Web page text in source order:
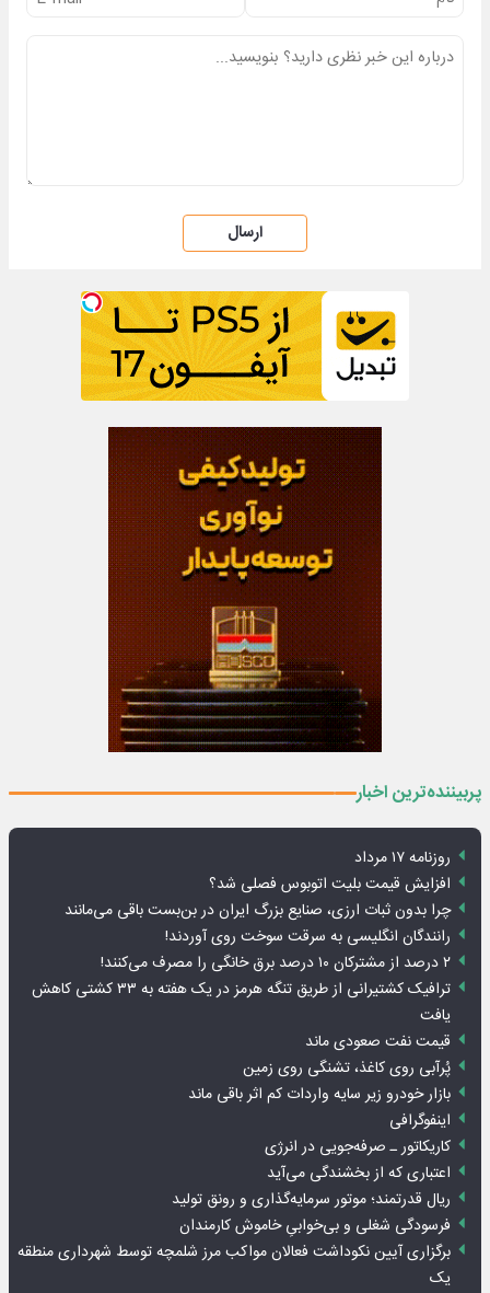
ارسال
پربیننده‌ترین اخبار
روزنامه ۱۷ مرداد
افزایش قیمت بلیت اتوبوس فصلی شد؟
چرا بدون ثبات ارزی، صنایع بزرگ ایران در بن‌بست باقی می‌مانند
رانندگان انگلیسی به سرقت سوخت روی آوردند!
۲ درصد از مشترکان ۱۰ درصد برق خانگی را مصرف می‌کنند!
ترافیک کشتیرانی از طریق تنگه هرمز در یک هفته به ۳۳ کشتی کاهش
یافت
قیمت نفت صعودی ماند
پُرآبی روی کاغذ، تشنگی روی زمین
بازار خودرو زیر سایه واردات کم اثر باقی ماند
اینفوگرافی
کاریکاتور ـ صرفه‌جویی در انرژی
اعتباری که از بخشندگی می‌آید
ریال قدرتمند؛ موتور سرمایه‌گذاری و رونق تولید
فرسودگی شغلی و بی‌خوابیِ خاموش کارمندان
برگزاری آیین نکوداشت فعالان مواکب مرز شلمچه توسط شهرداری منطقه
یک